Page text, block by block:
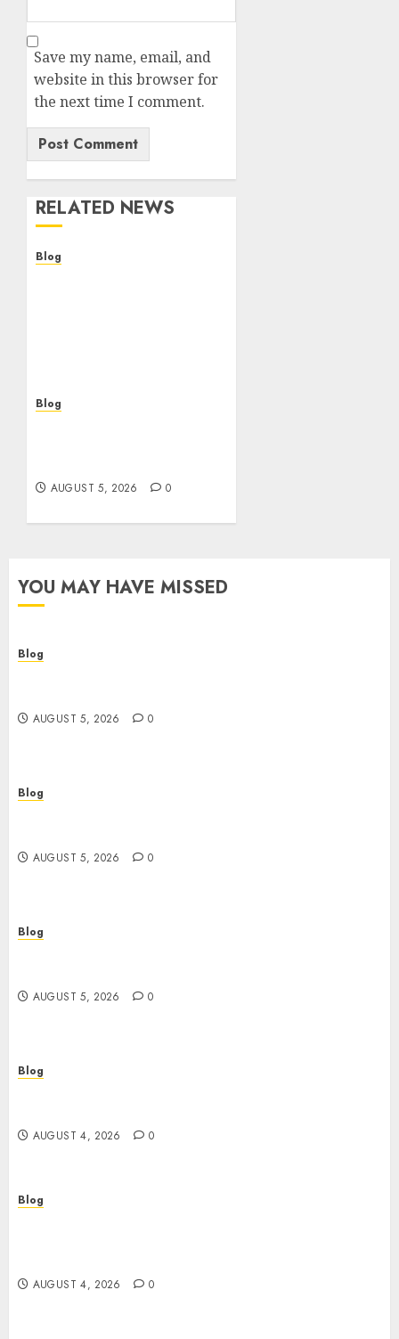
Save my name, email, and
website in this browser for
the next time I comment.
RELATED NEWS
Blog
Blog
AUGUST 5, 2026 0
YOU MAY HAVE MISSED
Blog
AUGUST 5, 2026 0
Blog
AUGUST 5, 2026 0
Blog
AUGUST 5, 2026 0
Blog
AUGUST 4, 2026 0
Blog
AUGUST 4, 2026 0